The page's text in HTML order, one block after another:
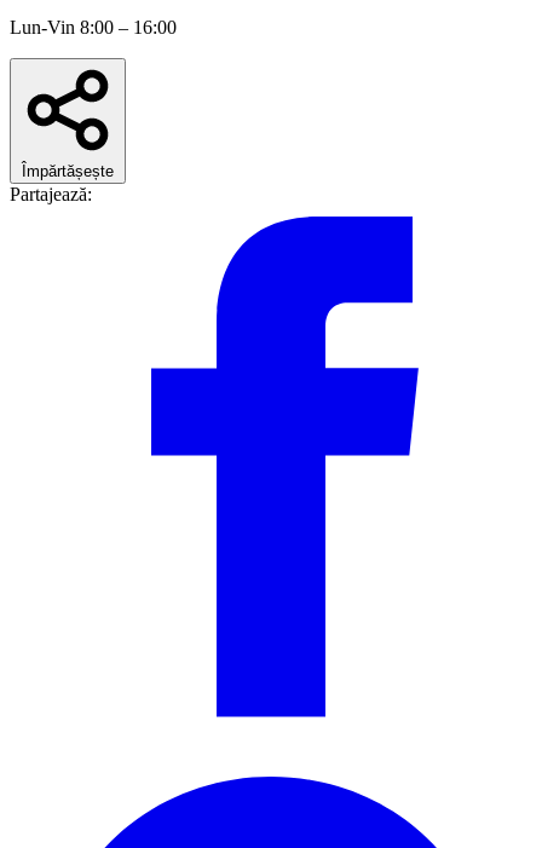
Lun-Vin 8:00 – 16:00
Împărtășește
Partajează: